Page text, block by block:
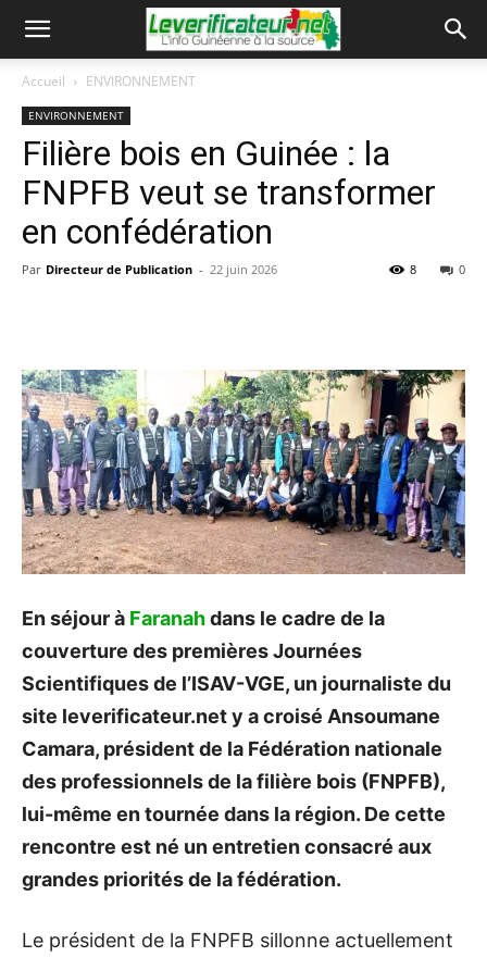
Accueil ENVIRONNEMENT
ENVIRONNEMENT
Filière bois en Guinée : la
FNPFB veut se transformer
en confédération
Par Directeur de Publication - 22 juin 2026 0
8
En séjour à Faranahdans le cadre de la
couverture des premières Journées
Scientifiques de l’ISAV-VGE, un journaliste du
site leverificateur.net y a croisé Ansoumane
Camara, président de la Fédération nationale
des professionnels de la filière bois (FNPFB),
lui-même en tournée dans la région. De cette
rencontre est né un entretien consacré aux
grandes priorités de la fédération.
Le président de la FNPFB sillonne actuellement